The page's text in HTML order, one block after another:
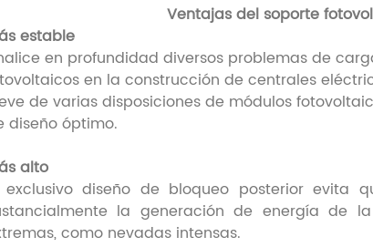
Ventajas del soporte
estable
en profundidad diversos problemas de
en la construcción de centrales
de varias disposiciones de módulos
diseño óptimo.
alto
exclusivo diseño de bloqueo posterior evita
la generación de energía de
como nevadas intensas.